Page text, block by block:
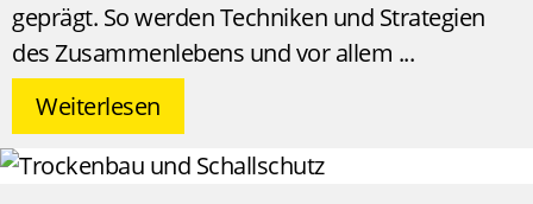
geprägt. So werden Techniken und Strategien
des Zusammenlebens und vor allem
Weiterlesen